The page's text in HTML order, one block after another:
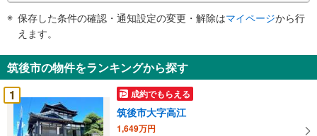
知
を
受
け
取
保存した条件の確認・通知設定の変更・解除はマイページから行
えます。
筑後市の物件をランキングから探す
1
成約でもらえる
筑後市大字高江
1,649万円